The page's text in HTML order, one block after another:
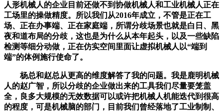
人形机械人的企业目前还做不到协做机械人和工业机械人正在
工场里的操做精度。所以我们从2016年成立，不管是正在工
场、正在办事端、正在家庭端，所谓分歧场景也就是白日、黑
夜和道布局的分歧，这也是为什么从本年起头，以及一些缺陷
检测等细分动做，正在仿实空间里面让虚拟机械人以“端到
端”的体例施行使命了。
杨总和赵总从更高的维度解答了我的问题。我是鹿明机械
人的赵广智，所以分歧的企业做出来的工具我们尽量要笼盖
全，良多大规模的无效数据可以或许把机械人机能迭代到很高
的程度，可是机械脑的部门，目前我们曾经落地了工业制制、